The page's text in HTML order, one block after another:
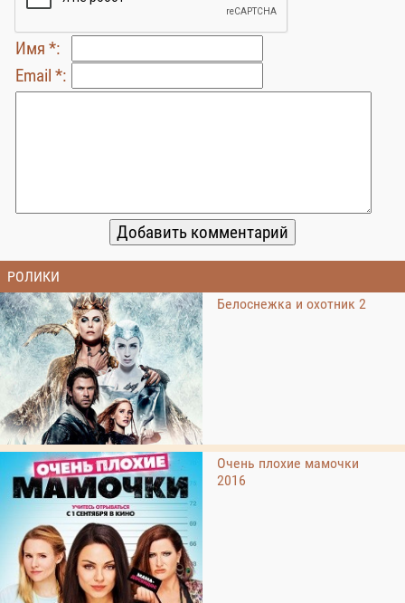
Имя *:
Email *:
РОЛИКИ
Белоснежка и охотник 2
Очень плохие мамочки
2016